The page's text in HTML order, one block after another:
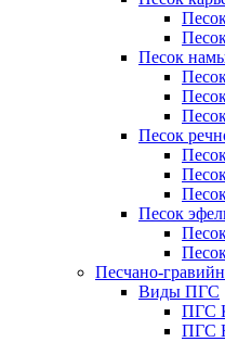
Песок
Песок
Песок
Песчано-
Виды ПГС
ПГС
ПГС